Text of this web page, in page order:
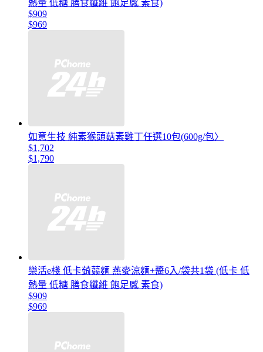
熱量 低糖 膳食纖維 飽足感 素食)
$909
$969
如意生技 純素猴頭菇素雞丁任選10包(600g/包〉
$1,702
$1,790
樂活e棧 低卡蒟蒻麵 燕麥涼麵+醬6入/袋共1袋 (低卡 低
熱量 低糖 膳食纖維 飽足感 素食)
$909
$969